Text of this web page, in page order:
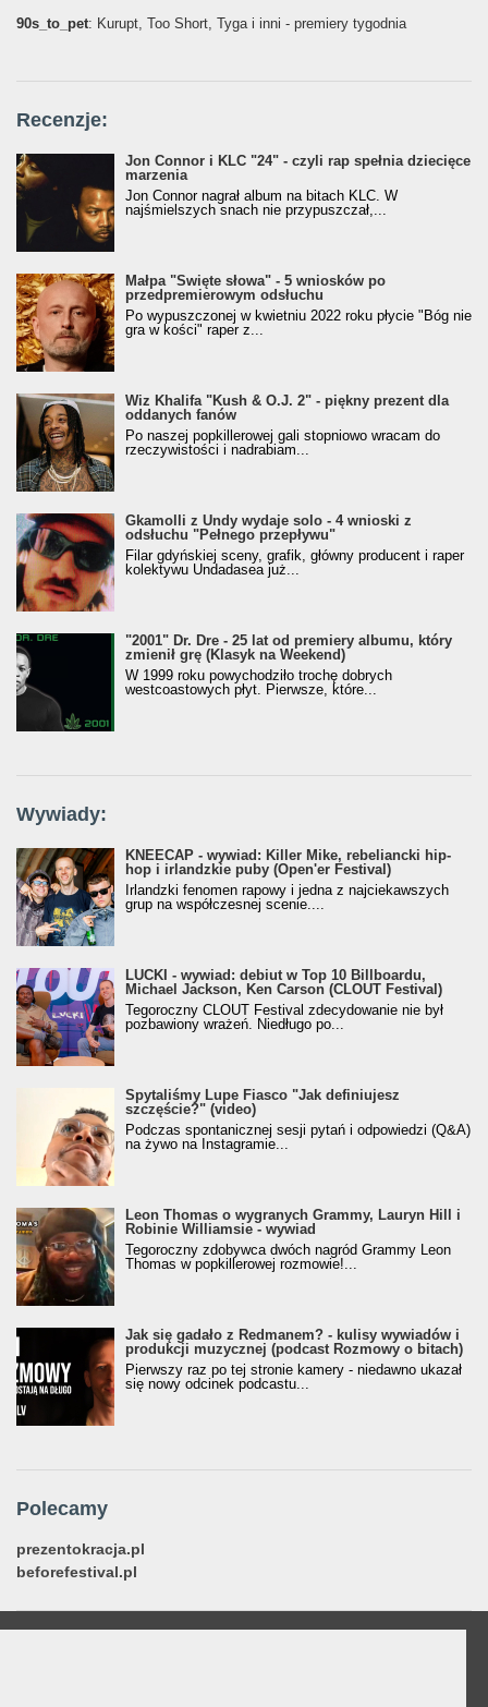
90s_to_pet: Kurupt, Too Short, Tyga i inni - premiery tygodnia
Recenzje:
Jon Connor i KLC "24" - czyli rap spełnia dziecięce
marzenia
Jon Connor nagrał album na bitach KLC. W
najśmielszych snach nie przypuszczał,...
Małpa "Święte słowa" - 5 wniosków po
przedpremierowym odsłuchu
Po wypuszczonej w kwietniu 2022 roku płycie "Bóg nie
gra w kości" raper z...
Wiz Khalifa "Kush & O.J. 2" - piękny prezent dla
oddanych fanów
Po naszej popkillerowej gali stopniowo wracam do
rzeczywistości i nadrabiam...
Gkamolli z Undy wydaje solo - 4 wnioski z
odsłuchu "Pełnego przepływu"
Filar gdyńskiej sceny, grafik, główny producent i raper
kolektywu Undadasea już...
"2001" Dr. Dre - 25 lat od premiery albumu, który
zmienił grę (Klasyk na Weekend)
W 1999 roku powychodziło trochę dobrych
westcoastowych płyt. Pierwsze, które...
Wywiady:
KNEECAP - wywiad: Killer Mike, rebeliancki hip-
hop i irlandzkie puby (Open'er Festival)
Irlandzki fenomen rapowy i jedna z najciekawszych
grup na współczesnej scenie....
LUCKI - wywiad: debiut w Top 10 Billboardu,
Michael Jackson, Ken Carson (CLOUT Festival)
Tegoroczny CLOUT Festival zdecydowanie nie był
pozbawiony wrażeń. Niedługo po...
Spytaliśmy Lupe Fiasco "Jak definiujesz
szczęście?" (video)
Podczas spontanicznej sesji pytań i odpowiedzi (Q&A)
na żywo na Instagramie...
Leon Thomas o wygranych Grammy, Lauryn Hill i
Robinie Williamsie - wywiad
Tegoroczny zdobywca dwóch nagród Grammy Leon
Thomas w popkillerowej rozmowie!...
Jak się gadało z Redmanem? - kulisy wywiadów i
produkcji muzycznej (podcast Rozmowy o bitach)
Pierwszy raz po tej stronie kamery - niedawno ukazał
się nowy odcinek podcastu...
Polecamy
prezentokracja.pl
beforefestival.pl